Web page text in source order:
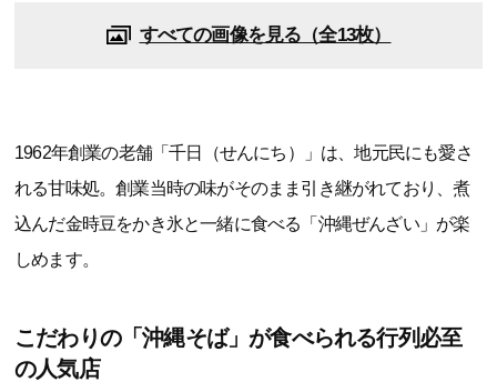
すべての画像を見る（全13枚）
1962年創業の老舗「千日（せんにち）」は、地元民にも愛さ
れる甘味処。創業当時の味がそのまま引き継がれており、煮
込んだ金時豆をかき氷と一緒に食べる「沖縄ぜんざい」が楽
しめます。
こだわりの「沖縄そば」が食べられる行列必至
の人気店